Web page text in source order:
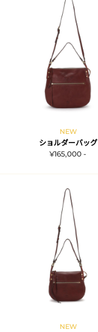
NEW
ショルダーバッグ
¥165,000 -
NEW